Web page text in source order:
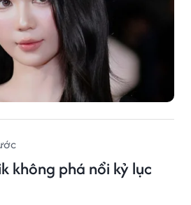
không phá nổi kỷ lục